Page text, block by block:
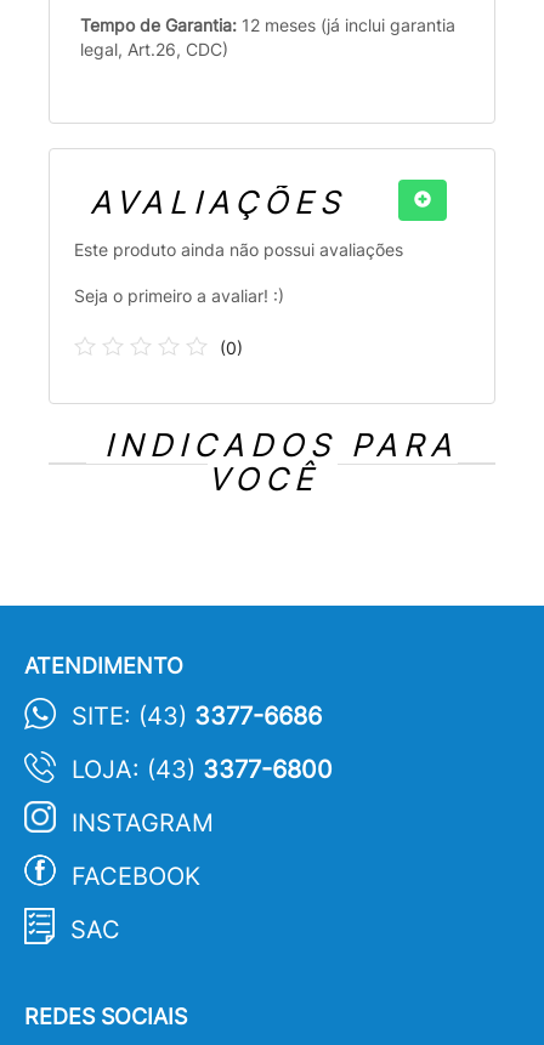
Tempo de Garantia: 12 meses (já inclui garantia
legal, Art.26, CDC)
AVALIAÇÕES
Este produto ainda não possui avaliações
Seja o primeiro a avaliar! :)
(0)
INDICADOS PARA
VOCÊ
ATENDIMENTO
SITE: (43) 3377-6686
LOJA: (43) 3377-6800
INSTAGRAM
FACEBOOK
SAC
REDES SOCIAIS